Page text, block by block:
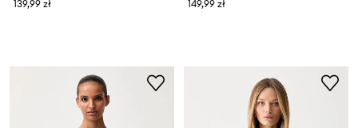
139,99 zł 149,99 zł